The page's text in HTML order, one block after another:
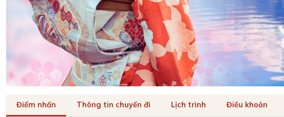
Điểm nhấn Thông tin chuyến đi Lịch trình Điều khoản